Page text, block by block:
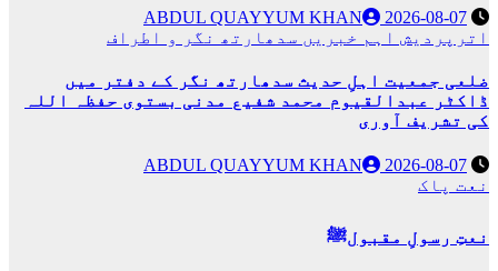
2026-08-07
ABDUL QUAYYUM KHAN
اترپردیش اہم خبریں سدھارتھ نگر و اطراف
ضلعی جمعیت اہلِ حدیث سدھارتھ نگر کے دفتر میں
ڈاکٹر عبدالقیوم محمد شفیع مدنی بستوی حفظہ اللہ
کی تشریف آوری
2026-08-07
ABDUL QUAYYUM KHAN
نعت پاک
نعتِ رسولِ مقبولﷺ